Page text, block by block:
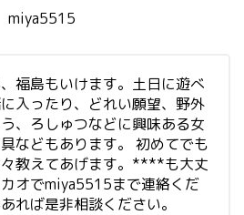
miya5515
福島もいけます。土日に遊べ
入ったり、どれい願望、野外
、ろしゅつなどに興味ある女
などもあります。 初めてでも
教えてあげます。****も大丈
オでmiya5515まで連絡くだ
れば是非相談ください。